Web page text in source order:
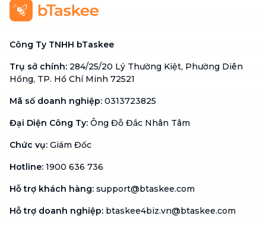
Công Ty TNHH bTaskee
Trụ sở chính: 284/25/20 Lý Thường Kiệt, Phường Diên
Hồng, TP. Hồ Chí Minh 72521
Mã số doanh nghiệp: 0313723825
Đại Diện Công Ty: Ông Đỗ Đắc Nhân Tâm
Chức vụ: Giám Đốc
Hotline: 1900 636 736
Hỗ trợ khách hàng: support@btaskee.com
Hỗ trợ doanh nghiệp: btaskee4biz.vn@btaskee.com